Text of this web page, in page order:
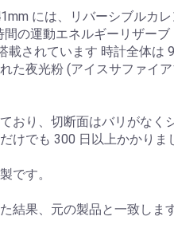
には、リバーシブルカ
の運動エネルギーリザーブ
載されています 時計全体は
た夜光粉 (アイスサファイ
おり、切断面はバリがなく
けでも 300 日以上かかりま
です。
結果、元の製品と一致します